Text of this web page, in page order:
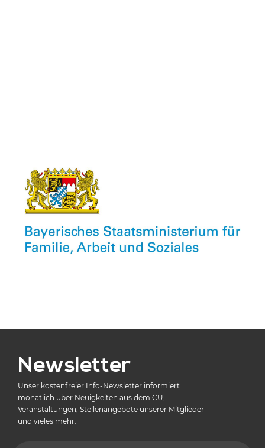
Newsletter
Unser kostenfreier Info-Newsletter informiert
monatlich über Neuigkeiten aus dem CU,
Veranstaltungen, Stellenangebote unserer Mitglieder
und vieles mehr.